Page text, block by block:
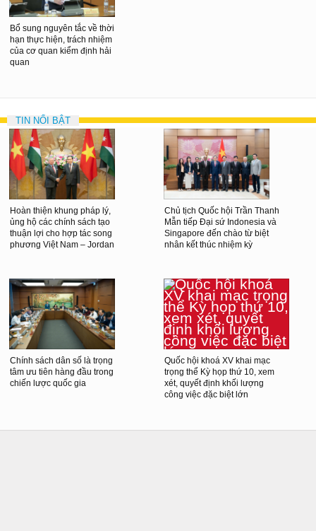
Bổ sung nguyên tắc về thời
hạn thực hiện, trách nhiệm
của cơ quan kiểm định hải
quan
TIN NỔI BẬT
Hoàn thiện khung pháp lý,
ủng hộ các chính sách tạo
thuận lợi cho hợp tác song
phương Việt Nam – Jordan
Chủ tịch Quốc hội Trần Thanh
Mẫn tiếp Đại sứ Indonesia và
Singapore đến chào từ biệt
nhân kết thúc nhiệm kỳ
Chính sách dân số là trọng
tâm ưu tiên hàng đầu trong
chiến lược quốc gia
Quốc hội khoá XV khai mạc
trọng thể Kỳ họp thứ 10, xem
xét, quyết định khối lượng
công việc đặc biệt lớn